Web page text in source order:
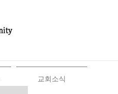
교회소식